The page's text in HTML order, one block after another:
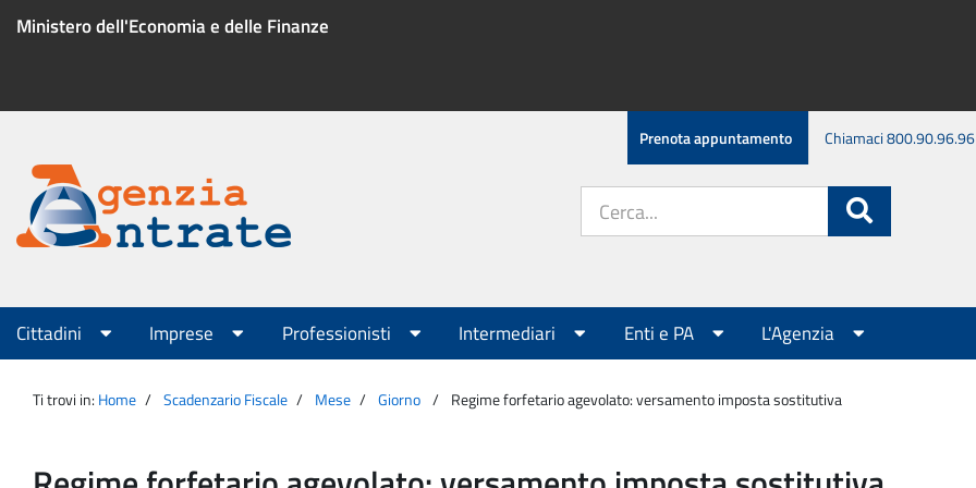
Ministero dell'Economia e delle Finanze
Menu
servizio
Prenota appuntamento Chiamaci 800.90.96.96
Agenzia
Entrate
sito:
Menu
principale
Cittadini Imprese Professionisti Intermediari Enti e PA L'Agenzia
Ti trovi in: Home Scadenzario Fiscale Mese Giorno Regime forfetario agevolato: versamento imposta sostitutiva